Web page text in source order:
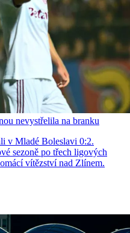
nevystřelila na branku
v Mladé Boleslavi 0:2.
sezoně po třech ligových
vítězství nad Zlínem.